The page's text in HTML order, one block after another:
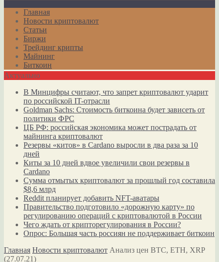
Главная
Новости криптовалют
Статьи
Биржи
Трейдинг крипты
Майнинг
Биткоин
Актуально
В Минцифры считают, что запрет криптовалют ударит
по российской IT-отрасли
Goldman Sachs: Стоимость биткоина будет зависеть от
политики ФРС
ЦБ РФ: российская экономика может пострадать от
майнинга криптовалют
Резервы «китов» в Cardano выросли в два раза за 10
дней
Киты за 10 дней вдвое увеличили свои резервы в
Cardano
Сумма отмытых криптовалют за прошлый год составила
$8,6 млрд
Reddit планирует добавить NFT-аватары
Правительство подготовило «дорожную карту» по
регулированию операций с криптовалютой в России
Чего ждать от крипторегулирования в России?
Опрос: Большая часть россиян не поддерживает биткоин
Главная Новости криптовалют Анализ цен BTC, ETH, XRP
(27.07.21)